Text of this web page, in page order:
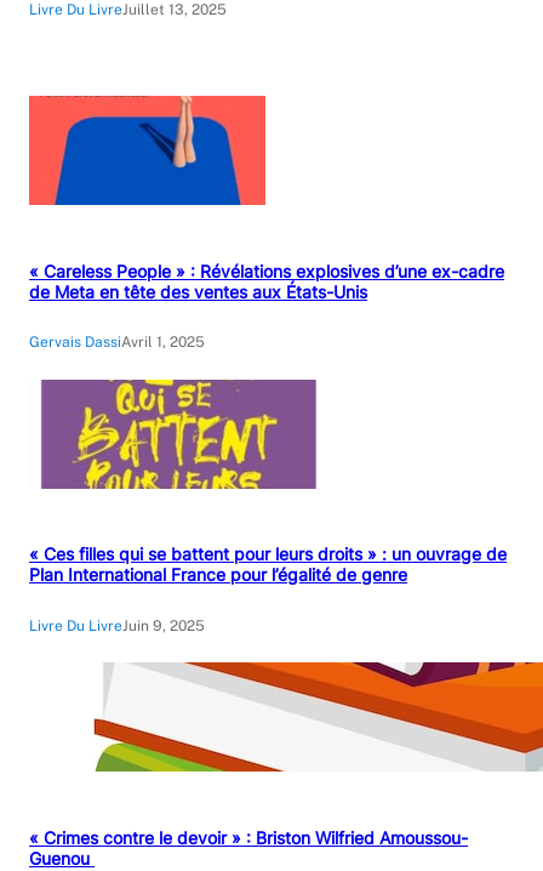
Livre Du LivreJuillet 13, 2025
« Careless People » : Révélations explosives d’une ex-cadre
de Meta en tête des ventes aux États-Unis
Gervais DassiAvril 1, 2025
« Ces filles qui se battent pour leurs droits » : un ouvrage de
Plan International France pour l’égalité de genre
Livre Du LivreJuin 9, 2025
« Crimes contre le devoir » : Briston Wilfried Amoussou-
Guenou